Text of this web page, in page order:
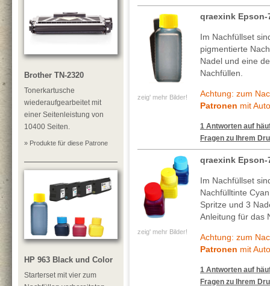
Brother TN-2320
Tonerkartusche
wiederaufgearbeitet mit
einer Seitenleistung von
10400 Seiten.
» Produkte für diese Patrone
HP 963 Black und Color
Starterset mit vier zum
zeig' mehr Bilder!
qraexink Epson-
Im Nachfüllset
pigmentierte
Nadel und eine
Nachfüllen.
Achtung: zum
Patronen mit
1 Antworten auf
Fragen zu Ihrem
zeig' mehr Bilder!
qraexink Epson-
Im Nachfüllset
Nachfülltinte
Spritze und 3
Anleitung für das
Achtung: zum
Patronen mit
1 Antworten auf
Fragen zu Ihrem